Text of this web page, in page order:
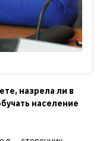
назрела ли в
население